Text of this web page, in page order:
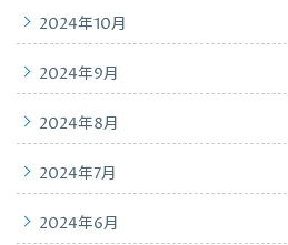
2024年10月
2024年9月
2024年8月
2024年7月
2024年6月